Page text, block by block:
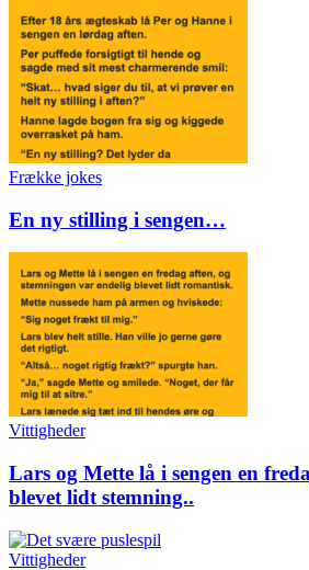
Frække jokes
En ny stilling i sengen…
Vittigheder
Lars og Mette lå i sengen en
blevet lidt stemning..
Vittigheder